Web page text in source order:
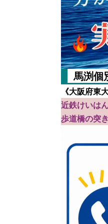
馬渕個
《大阪府東
近鉄けいは
歩道橋の突